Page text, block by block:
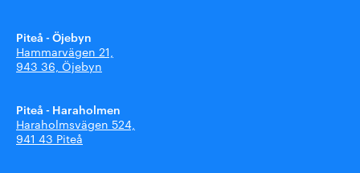
Piteå - Öjebyn
Hammarvägen 21,
943 36, Öjebyn
Piteå - Haraholmen
Haraholmsvägen 524,
941 43 Piteå